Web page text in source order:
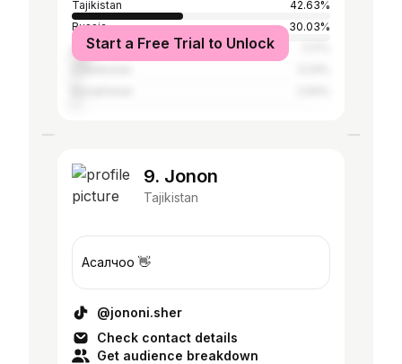
Tajikistan
42.63%
Russia
30.03%
Afghanistan
Start a Free Trial to Unlock
9. Jonon
Tajikistan
Асалчоҳо 👋
@jononi.sher
Check contact details
Get audience breakdown